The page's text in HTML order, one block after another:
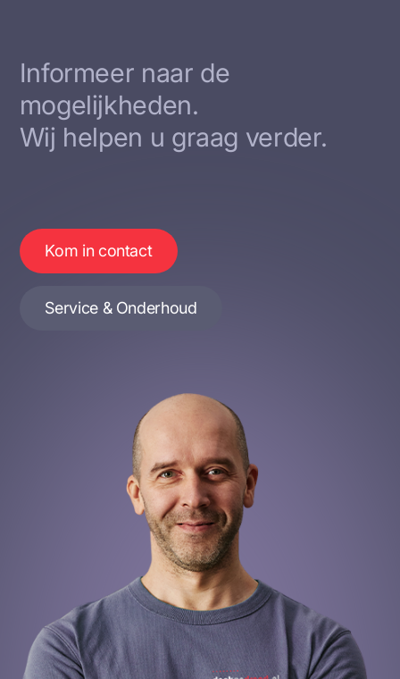
Informeer naar de
mogelijkheden.
Wij helpen u graag verder.
Kom in contact
Service & Onderhoud